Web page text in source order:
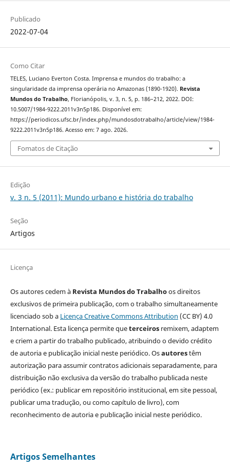
Publicado
2022-07-04
Como Citar
TELES, Luciano Everton Costa. Imprensa e mundos do trabalho: a
singularidade da imprensa operária no Amazonas (1890-1920). Revista
Mundos do Trabalho, Florianópolis, v. 3, n. 5, p. 186–212, 2022. DOI:
10.5007/1984-9222.2011v3n5p186. Disponível em:
https://periodicos.ufsc.br/index.php/mundosdotrabalho/article/view/1984-
9222.2011v3n5p186. Acesso em: 7 ago. 2026.
Fomatos de Citação
Edição
v. 3 n. 5 (2011): Mundo urbano e história do trabalho
Seção
Artigos
Licença
Os autores cedem à Revista Mundos do Trabalhoos direitos
exclusivos de primeira publicação, com o trabalho simultaneamente
licenciado sob a Licença Creative Commons Attribution (CC BY) 4.0
International. Esta licença permite queterceirosremixem, adaptem
e criem a partir do trabalho publicado, atribuindo o devido crédito
de autoria e publicação inicial neste periódico. Osautorestêm
autorização para assumir contratos adicionais separadamente, para
distribuição não exclusiva da versão do trabalho publicada neste
periódico (ex.: publicar em repositório institucional, em site pessoal,
publicar uma tradução, ou como capítulo de livro), com
reconhecimento de autoria e publicação inicial neste periódico.
Artigos Semelhantes